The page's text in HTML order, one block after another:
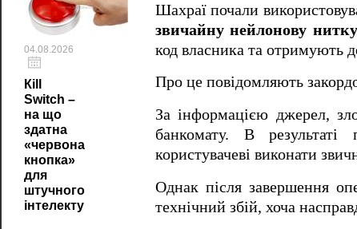
04.08.2026
Кill
Switch –
на що
здатна
«червона
кнопка»
для
штучного
інтелекту
Шахраї почали
звичайну нейлонову нитку
код власника та отримують
Про це повідомляють
За інформацією джерел,
банкомату. В результаті
користувачеві виконати
Однак після завершення
технічний збій, хоча